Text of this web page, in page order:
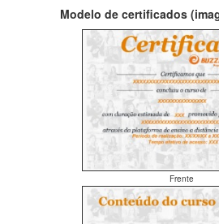
Modelo de certificados
Frente